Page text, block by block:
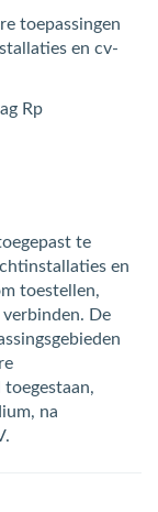
toepassingen
en cv-
Rp
te
en
toestellen,
De
na